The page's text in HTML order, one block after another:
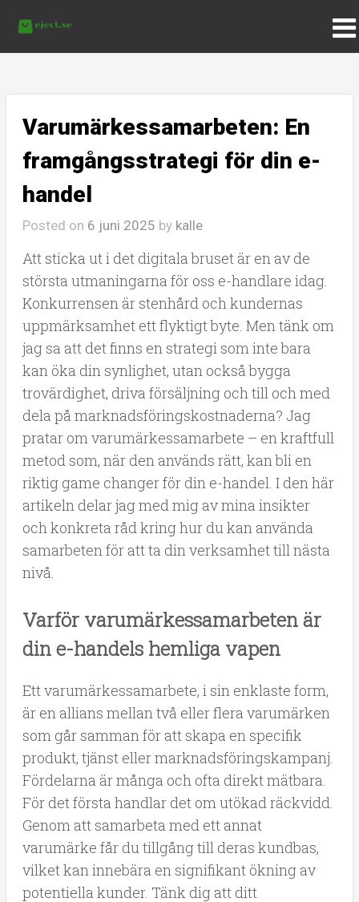
Varumärkessamarbeten: En
framgångsstrategi för din e-
handel
Posted on 6 juni 2025 by kalle
Att sticka ut i det digitala bruset är en av de
största utmaningarna för oss e-handlare idag.
Konkurrensen är stenhård och kundernas
uppmärksamhet ett flyktigt byte. Men tänk om
jag sa att det finns en strategi som inte bara
kan öka din synlighet, utan också bygga
trovärdighet, driva försäljning och till och med
dela på marknadsföringskostnaderna? Jag
pratar om varumärkessamarbete – en kraftfull
metod som, när den används rätt, kan bli en
riktig game changer för din e-handel. I den här
artikeln delar jag med mig av mina insikter
och konkreta råd kring hur du kan använda
samarbeten för att ta din verksamhet till nästa
nivå.
Varför varumärkessamarbeten är
din e-handels hemliga vapen
Ett varumärkessamarbete, i sin enklaste form,
är en allians mellan två eller flera varumärken
som går samman för att skapa en specifik
produkt, tjänst eller marknadsföringskampanj.
Fördelarna är många och ofta direkt mätbara.
För det första handlar det om utökad räckvidd.
Genom att samarbeta med ett annat
varumärke får du tillgång till deras kundbas,
vilket kan innebära en signifikant ökning av
potentiella kunder. Tänk dig att ditt